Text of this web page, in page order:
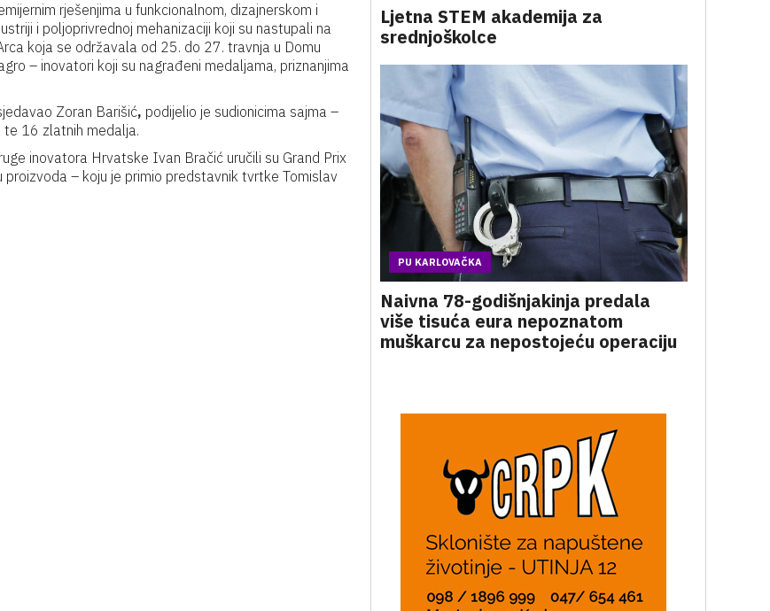
rješenjima u funkcionalnom, dizajnerskom i
i poljoprivrednoj mehanizaciji koji su nastupali na
koja se održavala od 25. do 27. travnja u Domu
– inovatori koji su nagrađeni medaljama, priznanjima
Zoran Barišić, podijelio je sudionicima sajma –
te 16 zlatnih medalja.
inovatora Hrvatske Ivan Bračić uručili su Grand Prix
– koju je primio predstavnik tvrtke Tomislav
Ljetna STEM akademija za
srednjoškolce
PU KARLOVAČKA
Naivna 78-godišnjakinja predala
više tisuća eura nepoznatom
muškarcu za nepostojeću operaciju